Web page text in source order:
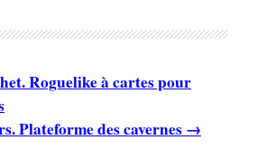
Roguelike à cartes pour
Plateforme des cavernes